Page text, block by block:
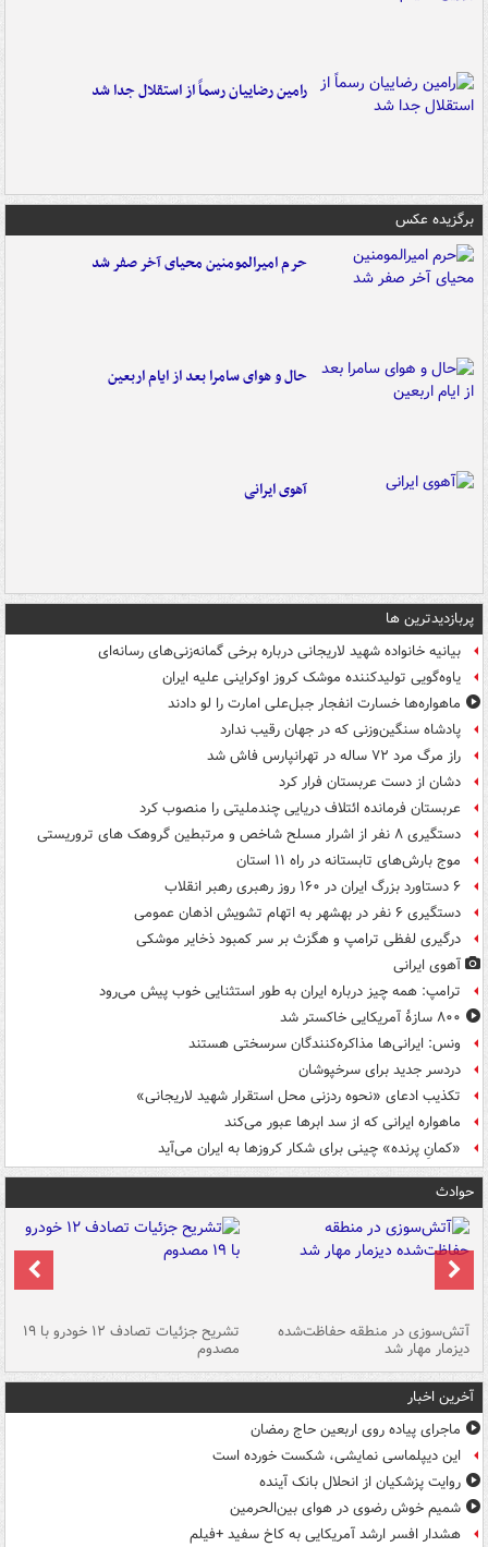
رامین رضاییان رسماً از استقلال جدا شد
برگزیده عکس
حرم امیرالمومنین محیای آخر صفر شد
حال و هوای سامرا بعد از ایام اربعین
آهوی ایرانی
پربازدیدترین ها
بیانیه خانواده شهید لاریجانی درباره برخی گمانه‌زنی‌های رسانه‌ای
یاوه‌گویی تولیدکننده موشک کروز اوکراینی علیه ایران
ماهواره‌ها خسارت انفجار جبل‌علی امارت را لو دادند
پادشاه سنگین‌وزنی که در جهان رقیب ندارد
راز مرگ مرد ۷۲ ساله در تهرانپارس فاش شد
دشان از دست عربستان فرار کرد
عربستان فرمانده ائتلاف دریایی چندملیتی را منصوب کرد
دستگیری ۸ نفر از اشرار مسلح شاخص و مرتبطین گروهک های تروریستی
موج بارش‌های تابستانه در راه ۱۱ استان
۶ دستاورد بزرگ ایران در ۱۶۰ روز رهبری رهبر انقلاب
دستگیری ۶ نفر در بهشهر به اتهام تشویش اذهان عمومی
درگیری لفظی ترامپ و هگزث بر سر کمبود ذخایر موشکی
آهوی ایرانی
ترامپ: همه چیز درباره ایران به طور استثنایی خوب پیش می‌رود
۸۰۰ سازۀ آمریکایی خاکستر شد
ونس: ایرانی‌ها مذاکره‌کنندگان سرسختی هستند
دردسر جدید برای سرخپوشان
تکذیب ادعای «نحوه ردزنی محل استقرار شهید لاریجانی»
ماهواره ایرانی که از سد ابرها عبور می‌کند
«کمانِ پرنده» چینی برای شکار کروزها به ایران می‌آید
حوادث
آتش‌سوزی در منطقه حفاظت‌شده
دیزمار مهار شد
تشریح جزئیات تصادف ۱۲ خودرو با ۱۹
مصدوم
آخرین اخبار
ماجرای پیاده روی اربعین حاج رمضان
این دیپلماسی نمایشی، شکست خورده است
روایت پزشکیان از انحلال بانک آینده
شمیم خوش رضوی در هوای بین‌الحرمین
هشدار افسر ارشد آمریکایی به کاخ سفید +فیلم